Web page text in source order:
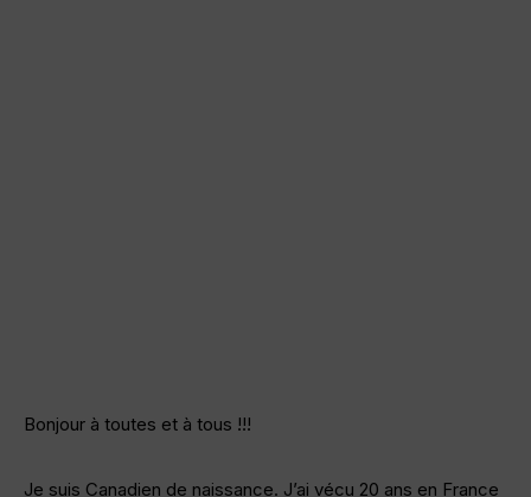
Bonjour à toutes et à tous !!!
Je suis Canadien de naissance. J’ai vécu 20 ans en France